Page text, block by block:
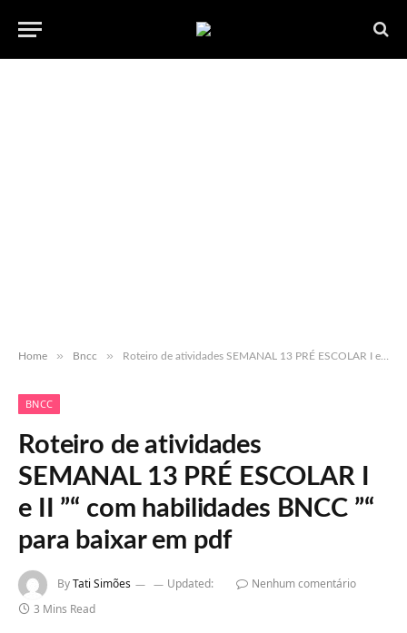
Home » Bncc » Roteiro de atividades SEMANAL 13 PRÉ ESCOLAR I e II ”“ com habilidades BNCC ”“ para baixar em pdf
BNCC
Roteiro de atividades
SEMANAL 13 PRÉ ESCOLAR I
e II ”“ com habilidades BNCC ”“
para baixar em pdf
ByTati Simões Updated:
Nenhum comentário
3 Mins Read